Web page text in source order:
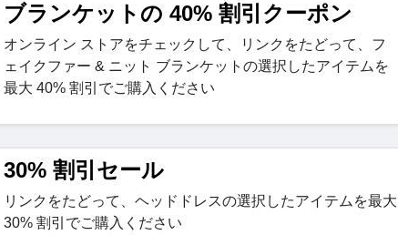
ブランケットの 40% 割引クーポン
オンライン ストアをチェックして、リンクをたどって、フ
ェイクファー & ニット ブランケットの選択したアイテムを
最大 40% 割引でご購入ください
30% 割引セール
リンクをたどって、ヘッドドレスの選択したアイテムを最大
30% 割引でご購入ください